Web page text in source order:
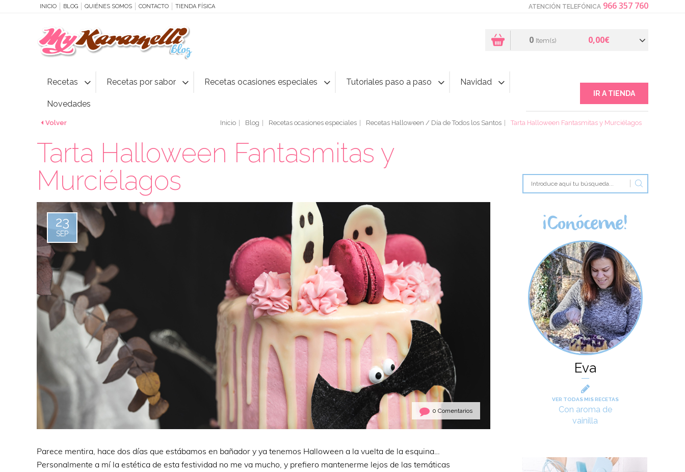
INICIO BLOG QUIÉNES SOMOS CONTACTO TIENDA FÍSICA ATENCIÓN TELEFÓNICA 966 357 760
0 Item(s) 0,00€
Recetas Recetas por sabor Recetas ocasiones especiales Tutoriales paso a paso Navidad
Novedades
IR A TIENDA
Volver Inicio Blog Recetas ocasiones especiales Recetas Halloween / Día de Todos los Santos Tarta Halloween Fantasmitas y Murciélagos
Tarta Halloween Fantasmitas y
Murciélagos
23
SEP
0 Comentarios
Parece mentira, hace dos días que estábamos en bañador y ya tenemos Halloween a la vuelta de la esquina…
Personalmente a mí la estética de esta festividad no me va mucho, y prefiero mantenerme lejos de las temáticas
¡Conóceme!
Eva
VER TODAS MIS RECETAS
Con aroma de
vainilla